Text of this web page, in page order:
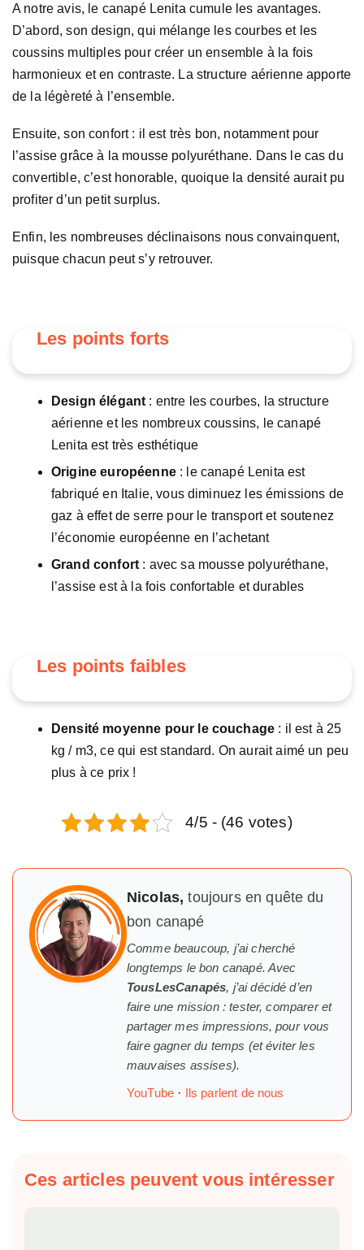
A notre avis, le canapé Lenita cumule les avantages.
D’abord, son design, qui mélange les courbes et les
coussins multiples pour créer un ensemble à la fois
harmonieux et en contraste. La structure aérienne apporte
de la légèreté à l’ensemble.
Ensuite, son confort : il est très bon, notamment pour
l’assise grâce à la mousse polyuréthane. Dans le cas du
convertible, c’est honorable, quoique la densité aurait pu
profiter d’un petit surplus.
Enfin, les nombreuses déclinaisons nous convainquent,
puisque chacun peut s’y retrouver.
Les points forts
Design élégant : entre les courbes, la structure
aérienne et les nombreux coussins, le canapé
Lenita est très esthétique
Origine européenne: le canapé Lenita est
fabriqué en Italie, vous diminuez les émissions de
gaz à effet de serre pour le transport et soutenez
l’économie européenne en l’achetant
Grand confort : avec sa mousse polyuréthane,
l’assise est à la fois confortable et durables
Les points faibles
Densité moyenne pour le couchage : il est à 25
kg / m3, ce qui est standard. On aurait aimé un peu
plus à ce prix !
4/5 - (46 votes)
Nicolas,toujours en quête du
bon canapé
Comme beaucoup, j’ai cherché
longtemps lebon canapé. Avec
TousLesCanapés, j’ai décidé d’en
faire une mission : tester, comparer et
partager mes impressions, pour vous
faire gagner du temps (et éviter les
mauvaises assises).
YouTube · Ils parlent de nous
Ces articles peuvent vous intéresser